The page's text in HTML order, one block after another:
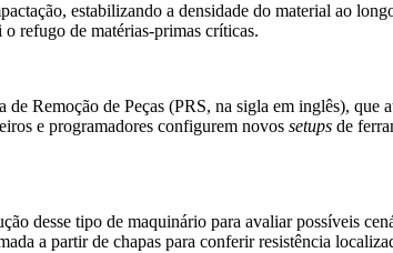
estabilizando a densidade do material ao
refugo de matérias-primas críticas.
Remoção de Peças (PRS, na sigla em inglês),
e programadores configurem novos setups de
desse tipo de maquinário para avaliar possíveis
a partir de chapas para conferir resistência